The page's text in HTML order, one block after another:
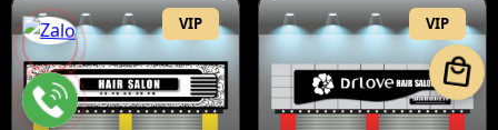
VIP VIP
local_mall